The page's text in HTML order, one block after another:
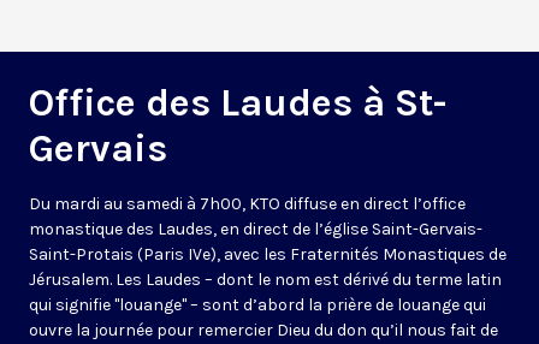
Office des Laudes à St-
Gervais
Du mardi au samedi à 7h00, KTO diffuse en direct l’office
monastique des Laudes, en direct de l’église Saint-Gervais-
Saint-Protais (Paris IVe), avec les Fraternités Monastiques de
Jérusalem. Les Laudes – dont le nom est dérivé du terme latin
qui signifie "louange" – sont d’abord la prière de louange qui
ouvre la journée pour remercier Dieu du don qu’il nous fait de